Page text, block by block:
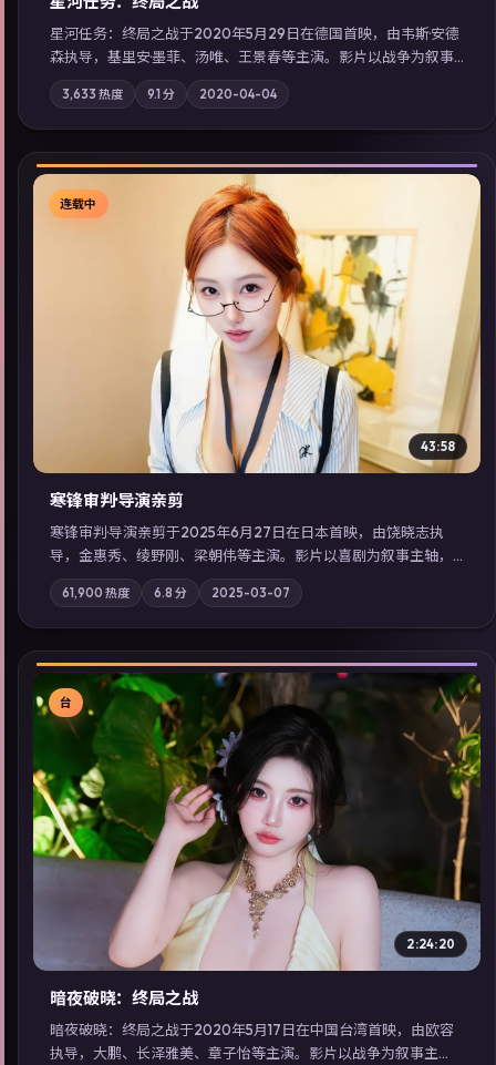
星河任务：终局之战于2020年5月29日在德国首映，由韦斯·安德
森执导，基里安·墨菲、汤唯、王景春等主演。影片以战争为叙事
主轴，亲情与职责必须在倒计时结束前做出抉择；摄影与配乐强
化地域气质；站内亦可通过「国产免费观看高清电视剧在线看」
延展检索同类型高分佳作，畅享高清在线追剧体验。
3,633 热度 9.1 分 2020-04-04
▶
连载中
43:58
寒锋审判·导演亲剪
寒锋审判·导演亲剪于2025年6月27日在日本首映，由饶晓志执
导，金惠秀、绫野刚、梁朝伟等主演。影片以喜剧为叙事主轴，
一次普通通勤演变成全城关注的生死营救；摄影与配乐强化地域
气质；站内亦可通过「国产免费观看高清电视剧在线看」延展检
索同类型高分佳作，畅享高清在线追剧体验。
61,900 热度 6.8 分 2025-03-07
▶
台
2:24:20
暗夜破晓：终局之战
暗夜破晓：终局之战于2020年5月17日在中国台湾首映，由欧容
执导，大鹏、长泽雅美、章子怡等主演。影片以战争为叙事主